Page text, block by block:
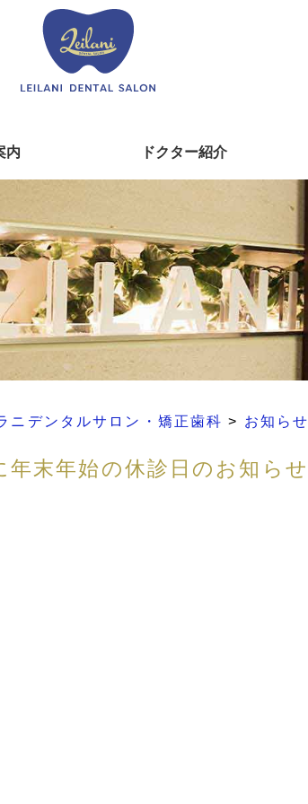
内 ドクター紹介
ニデンタルサロン・矯正歯科 > お知らせ
年末年始の休診日のお知らせ